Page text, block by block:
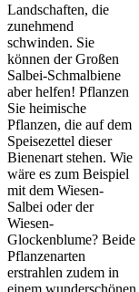
Landschaften, die
zunehmend
schwinden. Sie
können der Großen
Salbei-Schmalbiene
aber helfen! Pflanzen
Sie heimische
Pflanzen, die auf dem
Speisezettel dieser
Bienenart stehen. Wie
wäre es zum Beispiel
mit dem Wiesen-
Salbei oder der
Wiesen-
Glockenblume? Beide
Pflanzenarten
erstrahlen zudem in
einem wunderschönen